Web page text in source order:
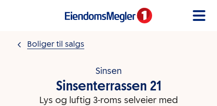
Boliger til salgs
Sinsen
Sinsenterrassen 21
Lys og luftig 3-roms selveier med